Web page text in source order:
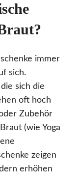
immer
sich.
sich die
oft hoch
Zubehör
(wie Yoga
zeigen
erhöhen